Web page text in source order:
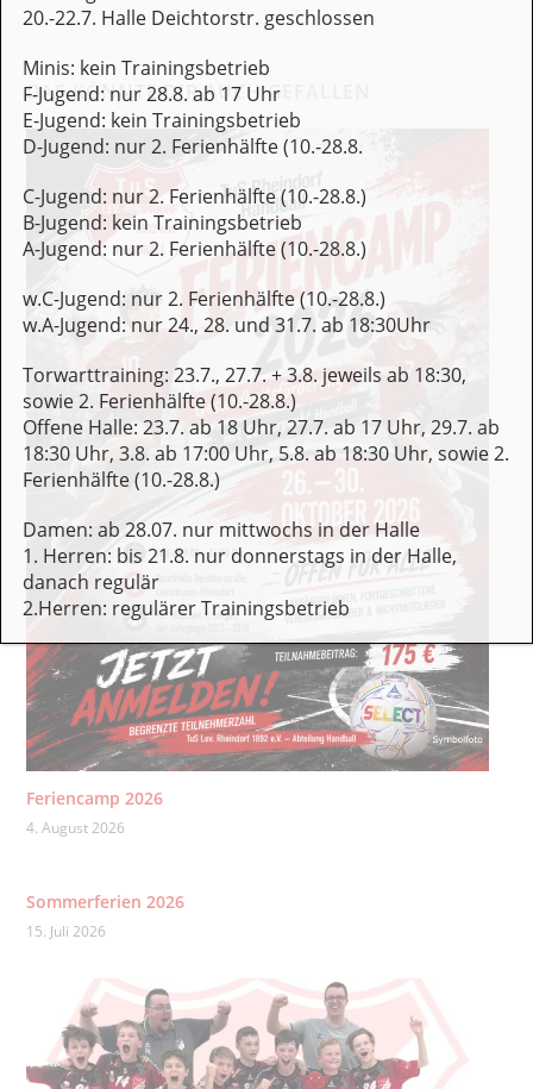
DAS KÖNNTE DIR AUCH GEFALLEN
Feriencamp 2026
4. August 2026
Sommerferien 2026
15. Juli 2026
20.-22.7. Halle Deichtorstr. geschlossen
Minis: kein Trainingsbetrieb
F-Jugend: nur 28.8. ab 17 Uhr
E-Jugend: kein Trainingsbetrieb
D-Jugend: nur 2. Ferienhälfte (10.-28.8.
C-Jugend: nur 2. Ferienhälfte (10.-28.8.)
B-Jugend: kein Trainingsbetrieb
A-Jugend: nur 2. Ferienhälfte (10.-28.8.)
w.C-Jugend: nur 2. Ferienhälfte (10.-28.8.)
w.A-Jugend: nur 24., 28. und 31.7. ab 18:30Uhr
Torwarttraining: 23.7., 27.7. + 3.8. jeweils ab 18:30,
sowie 2. Ferienhälfte (10.-28.8.)
Offene Halle: 23.7. ab 18 Uhr, 27.7. ab 17 Uhr, 29.7. ab
18:30 Uhr, 3.8. ab 17:00 Uhr, 5.8. ab 18:30 Uhr, sowie 2.
Ferienhälfte (10.-28.8.)
Damen: ab 28.07. nur mittwochs in der Halle
1. Herren: bis 21.8. nur donnerstags in der Halle,
danach regulär
2.Herren: regulärer Trainingsbetrieb